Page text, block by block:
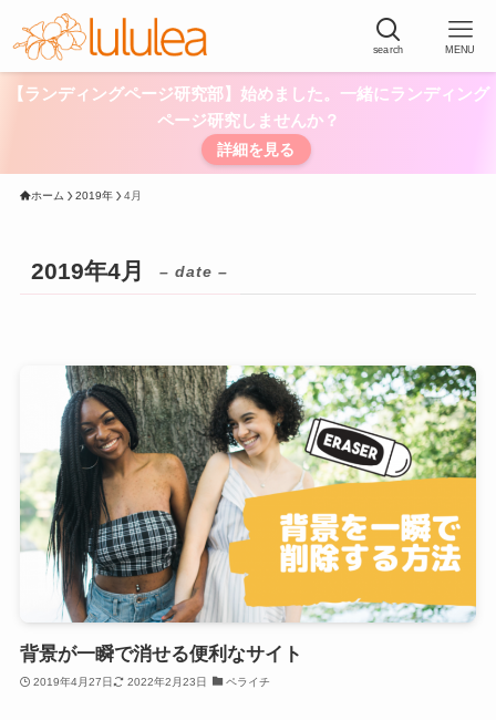
search MENU
【ランディングページ研究部】始めました。一緒にランディング
ページ研究しませんか？
詳細を見る
ホーム 2019年 4月
2019年4月 – date –
背景が一瞬で消せる便利なサイト
2019年4月27日 2022年2月23日 ペライチ